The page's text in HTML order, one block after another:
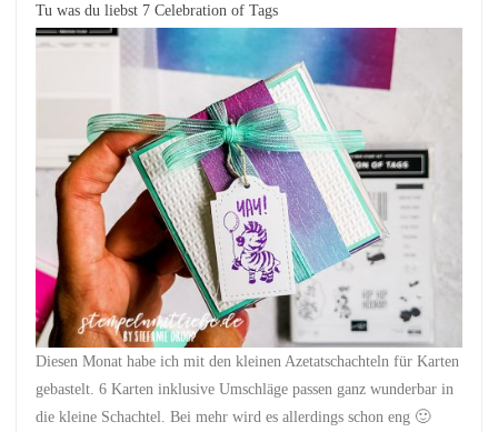
Tu was du liebst 7 Celebration of Tags
Diesen Monat habe ich mit den kleinen Azetatschachteln für Karten
gebastelt. 6 Karten inklusive Umschläge passen ganz wunderbar in
die kleine Schachtel. Bei mehr wird es allerdings schon eng 🙂